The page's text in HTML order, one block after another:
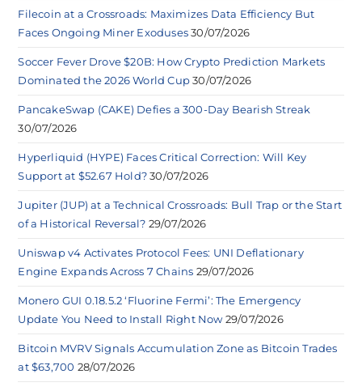
Filecoin at a Crossroads: Maximizes Data Efficiency But
Faces Ongoing Miner Exoduses 30/07/2026
Soccer Fever Drove $20B: How Crypto Prediction Markets
Dominated the 2026 World Cup 30/07/2026
PancakeSwap (CAKE) Defies a 300-Day Bearish Streak
30/07/2026
Hyperliquid (HYPE) Faces Critical Correction: Will Key
Support at $52.67 Hold? 30/07/2026
Jupiter (JUP) at a Technical Crossroads: Bull Trap or the Start
of a Historical Reversal? 29/07/2026
Uniswap v4 Activates Protocol Fees: UNI Deflationary
Engine Expands Across 7 Chains 29/07/2026
Monero GUI 0.18.5.2 ‘Fluorine Fermi’: The Emergency
Update You Need to Install Right Now 29/07/2026
Bitcoin MVRV Signals Accumulation Zone as Bitcoin Trades
at $63,700 28/07/2026